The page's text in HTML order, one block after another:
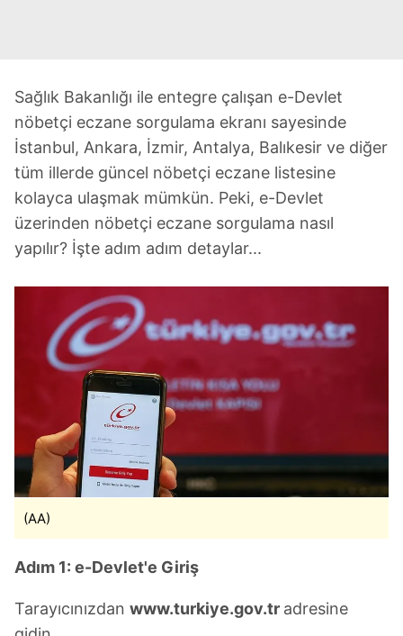
Sağlık Bakanlığı ile entegre çalışan e-Devlet
nöbetçi eczane sorgulama ekranı sayesinde
İstanbul, Ankara, İzmir, Antalya, Balıkesir ve diğer
tüm illerde güncel nöbetçi eczane listesine
kolayca ulaşmak mümkün. Peki, e-Devlet
üzerinden nöbetçi eczane sorgulama nasıl
yapılır? İşte adım adım detaylar...
(AA)
Adım 1: e-Devlet'e Giriş
Tarayıcınızdan www.turkiye.gov.tr adresine